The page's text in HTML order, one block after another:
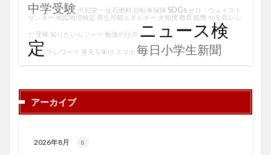
中学受験 渋沢栄一 化石燃料 自転車保険 SDGs ゼロ・ウェイスト
センター 地図地理検定 再生可能エネルギー 大相撲 教育 紙幣 やる気レシ
ピ 受験 知りたいんジャー 勉強の仕方 ニュース検
定 テレワーク 青天を衝け スマホ 毎日小学生新聞
アーカイブ
2026年8月 8